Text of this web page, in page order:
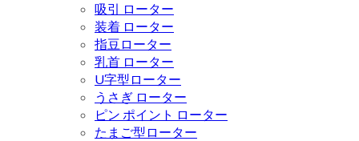
吸引 ローター
装着 ローター
指豆ローター
乳首 ローター
U字型ローター
うさぎ ローター
ピン ポイント ローター
たまご型ローター